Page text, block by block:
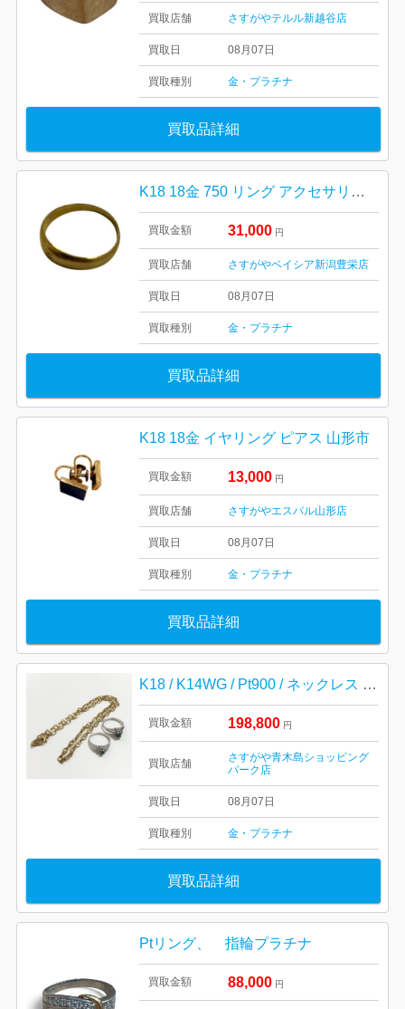
買取店舗 さすがやテルル新越谷店
買取日 08月07日
買取種別 金・プラチナ
買取品詳細
K18 18金 750 リング アクセサリー 貴金属
買取金額 31,000 円
買取店舗 さすがやベイシア新潟豊栄店
買取日 08月07日
買取種別 金・プラチナ
買取品詳細
K18 18金 イヤリング ピアス 山形市
買取金額 13,000 円
買取店舗 さすがやエスパル山形店
買取日 08月07日
買取種別 金・プラチナ
買取品詳細
K18 / K14WG / Pt900 / ネックレス リング
買取金額 198,800 円
買取店舗
さすがや青木島ショッピング
パーク店
買取日 08月07日
買取種別 金・プラチナ
買取品詳細
Ptリング、 指輪プラチナ
買取金額 88,000 円